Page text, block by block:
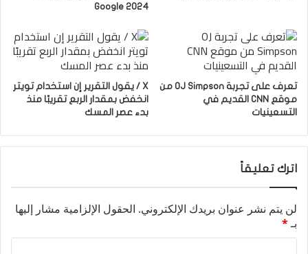
Google 2024
تعرف على تجربة OJ Simpson من
موقع CNN القديم في
التسعينيات
X / يقول التقرير إن استخدام تويتر
انخفض بمقدار الربع تقريبًا منذ
بدء عصر المسك
اترك تعليقاً
لن يتم نشر عنوان بريدك الإلكتروني. الحقول الإلزامية مشار إليها
بـ*